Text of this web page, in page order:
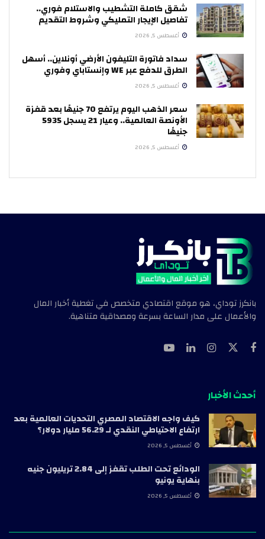
شقق كاملة التشطيب والاستلام فوري..
تفاصيل الإيجار التمليكي وشروط التقديم
أغسطس 5, 2026
سداد فاتورة التليفون الأرضي أونلاين.. أسهل
الطرق للدفع عبر WE وإنستاباي وفوري
أغسطس 5, 2026
سعر الذهب اليوم يرتفع 70 جنيهًا بعد قفزة
الأونصة العالمية.. وعيار 21 يسجل 5935
جنيهًا
أغسطس 5, 2026
بانكرز توداي، هو موقع اقتصادي متخصص في تغطية أخبار المال
والأعمال على مدار الساعة بسرعة ومصداقية متناهية.
أحدث الأخبار
كيف واجه الاقتصاد المصري التحديات العالمية بعد
ارتفاع الاحتياطي النقدي لـ 56.29 مليار دولار؟
أغسطس 5, 2026
الودائع تحت الطلب تقفز إلى 2.84 تريليون جنيه
بنهاية يونيو
أغسطس 5, 2026